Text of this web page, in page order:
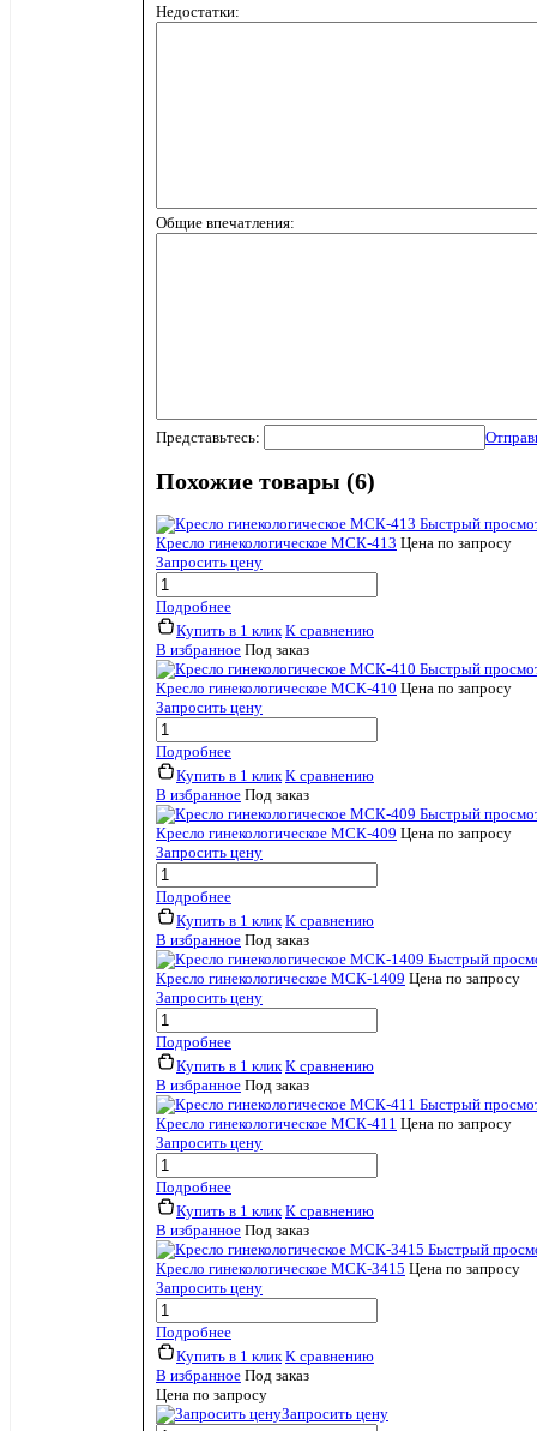
Недостатки:
Общие впечатления:
Представьтесь:
Похожие товары (6)
Быстрый
Кресло гинекологическое МСК-413 Цена по запросу
Запросить цену
Подробнее
Купить в 1 клик К сравнению
В избранное Под заказ
Быстрый
Кресло гинекологическое МСК-410 Цена по запросу
Запросить цену
Подробнее
Купить в 1 клик К сравнению
В избранное Под заказ
Быстрый
Кресло гинекологическое МСК-409 Цена по запросу
Запросить цену
Подробнее
Купить в 1 клик К сравнению
В избранное Под заказ
Быстрый
Кресло гинекологическое МСК-1409 Цена по запросу
Запросить цену
Подробнее
Купить в 1 клик К сравнению
В избранное Под заказ
Быстрый
Кресло гинекологическое МСК-411 Цена по запросу
Запросить цену
Подробнее
Купить в 1 клик К сравнению
В избранное Под заказ
Быстрый
Кресло гинекологическое МСК-3415 Цена по запросу
Запросить цену
Подробнее
Купить в 1 клик К сравнению
В избранное Под заказ
Цена по запросу
Запросить цену